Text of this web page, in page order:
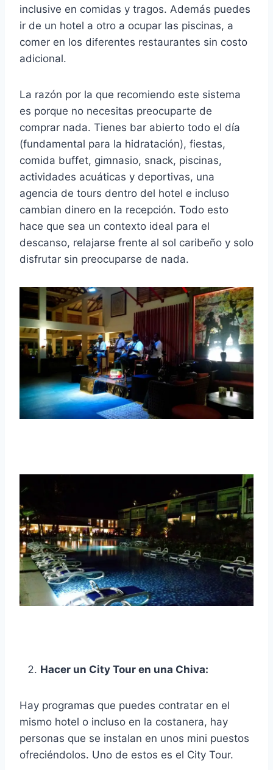
inclusive en comidas y tragos. Además puedes
ir de un hotel a otro a ocupar las piscinas, a
comer en los diferentes restaurantes sin costo
adicional.
La razón por la que recomiendo este sistema
es porque no necesitas preocuparte de
comprar nada. Tienes bar abierto todo el día
(fundamental para la hidratación), fiestas,
comida buffet, gimnasio, snack, piscinas,
actividades acuáticas y deportivas, una
agencia de tours dentro del hotel e incluso
cambian dinero en la recepción. Todo esto
hace que sea un contexto ideal para el
descanso, relajarse frente al sol caribeño y solo
disfrutar sin preocuparse de nada.
Hacer un City Tour en una Chiva:
Hay programas que puedes contratar en el
mismo hotel o incluso en la costanera, hay
personas que se instalan en unos mini puestos
ofreciéndolos. Uno de estos es el City Tour.